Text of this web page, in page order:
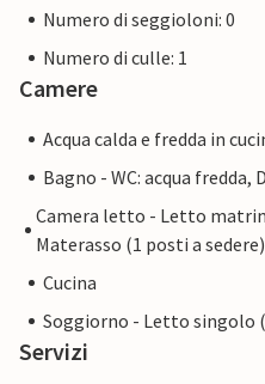
Numero di seggioloni: 0
Numero di culle: 1
Camere
Acqua calda e fredda in
Bagno - WC: acqua fredda,
Camera letto - Letto
Materasso (1 posti a sedere)
Cucina
Soggiorno - Letto singolo
Servizi